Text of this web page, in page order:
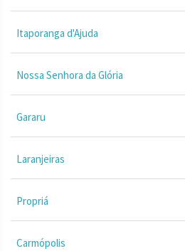
Itaporanga d'Ajuda
Nossa Senhora da Glória
Gararu
Laranjeiras
Propriá
Carmópolis